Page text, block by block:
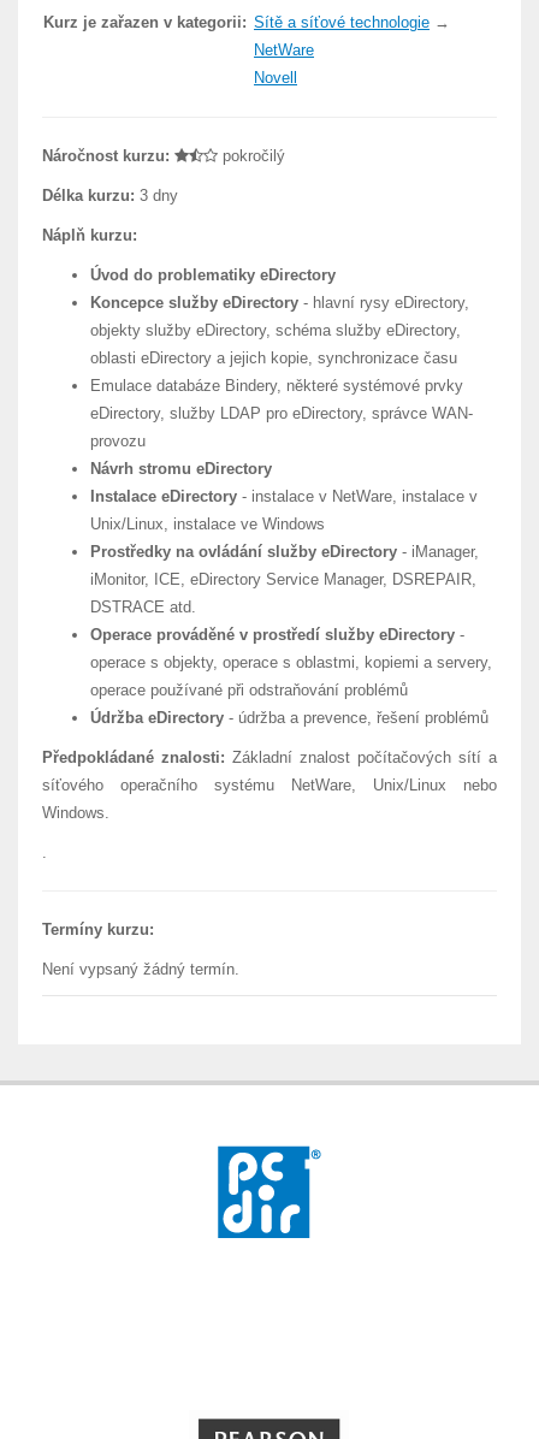
Kurz je zařazen v kategorii: Sítě a síťové technologie →
NetWare
Novell
Náročnost kurzu: pokročilý
Délka kurzu: 3 dny
Náplň kurzu:
Úvod do problematiky eDirectory
Koncepce služby eDirectory - hlavní rysy eDirectory,
objekty služby eDirectory, schéma služby eDirectory,
oblasti eDirectory a jejich kopie, synchronizace času
Emulace databáze Bindery, některé systémové prvky
eDirectory, služby LDAP pro eDirectory, správce WAN-
provozu
Návrh stromu eDirectory
Instalace eDirectory - instalace v NetWare, instalace v
Unix/Linux, instalace ve Windows
Prostředky na ovládání služby eDirectory - iManager,
iMonitor, ICE, eDirectory Service Manager, DSREPAIR,
DSTRACE atd.
Operace prováděné v prostředí služby eDirectory -
operace s objekty, operace s oblastmi, kopiemi a servery,
operace používané při odstraňování problémů
Údržba eDirectory - údržba a prevence, řešení problémů
Předpokládané znalosti: Základní znalost počítačových sítí a
síťového operačního systému NetWare, Unix/Linux nebo
Windows.
.
Termíny kurzu:
Není vypsaný žádný termín.